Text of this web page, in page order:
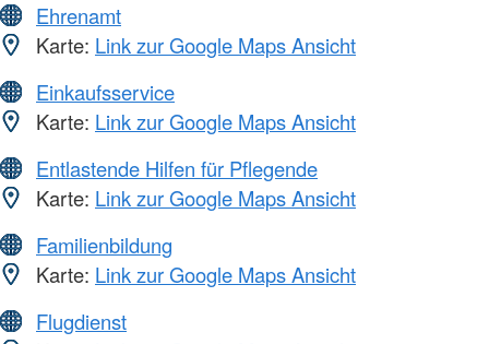
Ehrenamt
Karte: Link zur Google Maps Ansicht
Einkaufsservice
Karte: Link zur Google Maps Ansicht
Entlastende Hilfen für Pflegende
Karte: Link zur Google Maps Ansicht
Familienbildung
Karte: Link zur Google Maps Ansicht
Flugdienst